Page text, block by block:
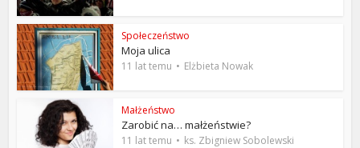
Społeczeństwo
Moja ulica
11 lat temu Elżbieta Nowak
Małżeństwo
Zarobić na… małżeństwie?
11 lat temu ks. Zbigniew Sobolewski